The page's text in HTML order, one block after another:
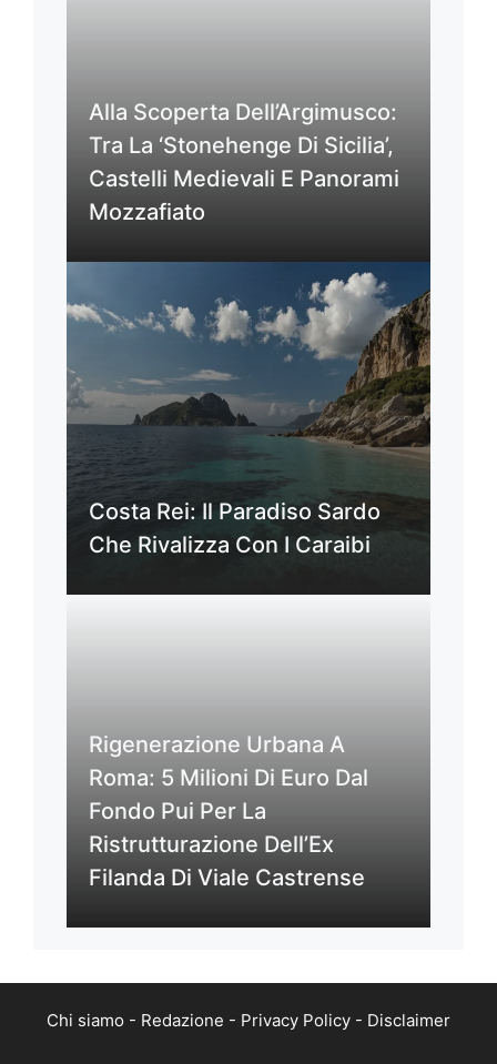
Alla Scoperta Dell’Argimusco:
Tra La ‘Stonehenge Di Sicilia’,
Castelli Medievali E Panorami
Mozzafiato
Costa Rei: Il Paradiso Sardo
Che Rivalizza Con I Caraibi
Rigenerazione Urbana A
Roma: 5 Milioni Di Euro Dal
Fondo Pui Per La
Ristrutturazione Dell’Ex
Filanda Di Viale Castrense
Chi siamo - Redazione - Privacy Policy - Disclaimer